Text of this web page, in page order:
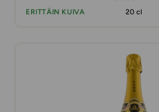
ERITTÄIN KUIVA
20 cl